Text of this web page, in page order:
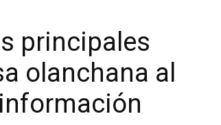
principales
olanchana al